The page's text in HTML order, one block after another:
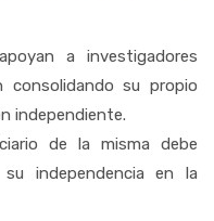
a investigadores
consolidando su propio
independiente.
de la misma debe
independencia en la